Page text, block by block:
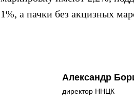
1%, а пачки без акцизных
Александр
директор ННЦК